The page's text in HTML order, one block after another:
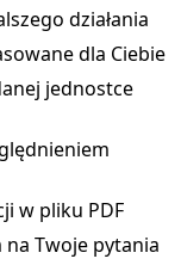
działania
dla Ciebie
jednostce
w pliku PDF
Twoje pytania